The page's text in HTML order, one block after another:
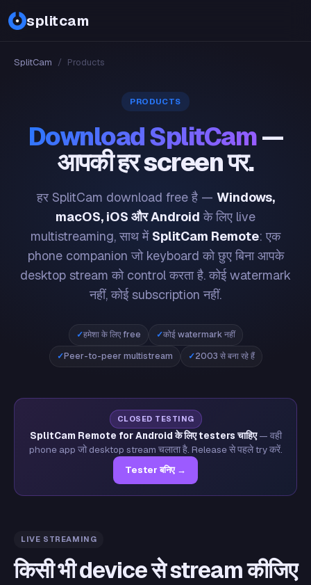
splitcam
SplitCam / Products
PRODUCTS
Download SplitCam—
आपकी हर screen पर.
हर SplitCam download free है — Windows,
macOS, iOS और Android के लिए live
multistreaming, साथ में SplitCam Remote: एक
phone companion जो keyboard को छुए बिना आपके
desktop stream को control करता है. कोई watermark
नहीं, कोई subscription नहीं.
हमेशा के लिए free
कोई watermark नहीं
Peer-to-peer multistream
2003 से बना रहे हैं
CLOSED TESTING
SplitCam Remote for Android के लिए testers चाहिए— वही
phone app जो desktop stream चलाता है. Release से पहले try करें.
Tester बनिए →
LIVE STREAMING
किसी भी device से stream कीजिए